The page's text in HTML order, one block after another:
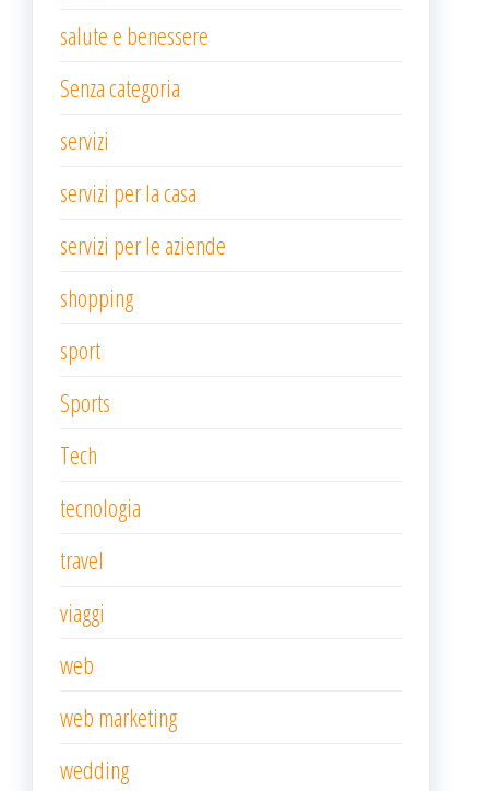
salute e benessere
Senza categoria
servizi
servizi per la casa
servizi per le aziende
shopping
sport
Sports
Tech
tecnologia
travel
viaggi
web
web marketing
wedding